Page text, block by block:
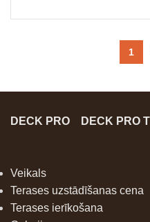
1
DECK PRO DECK PRO
Veikals
Terases uzstādīšanas cena
Terases ierīkošana